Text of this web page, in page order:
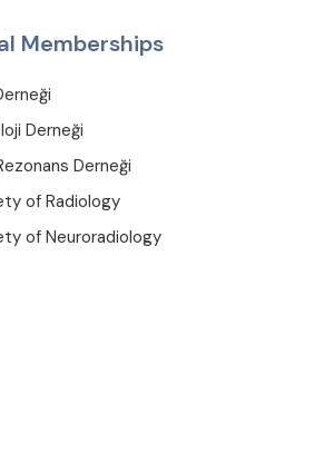
Memberships
Derneği
Derneği
of Radiology
of Neuroradiology